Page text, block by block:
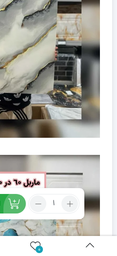
تعداد:
فومی
پشت
چسبدار
کد05-0